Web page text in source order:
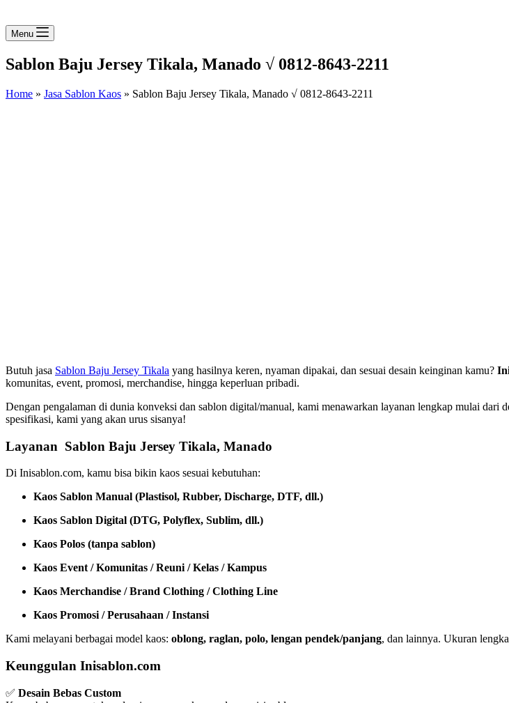
Menu
Sablon Baju Jersey Tikala, Manado √ 0812-8643-2211
Home » Jasa Sablon Kaos » Sablon Baju Jersey Tikala, Manado √ 0812-8643-2211
Butuh jasa Sablon Baju Jersey Tikala yang hasilnya keren, nyaman dipakai, dan sesuai desain keinginan kamu?
komunitas, event, promosi, merchandise, hingga keperluan pribadi.
Dengan pengalaman di dunia konveksi dan sablon digital/manual, kami menawarkan layanan lengkap mulai
spesifikasi, kami yang akan urus sisanya!
Layanan Sablon Baju Jersey Tikala, Manado
Di Inisablon.com, kamu bisa bikin kaos sesuai kebutuhan:
Kaos Sablon Manual (Plastisol, Rubber, Discharge, DTF, dll.)
Kaos Sablon Digital (DTG, Polyflex, Sublim, dll.)
Kaos Polos (tanpa sablon)
Kaos Event / Komunitas / Reuni / Kelas / Kampus
Kaos Merchandise / Brand Clothing / Clothing Line
Kaos Promosi / Perusahaan / Instansi
Kami melayani berbagai model kaos: oblong, raglan, polo, lengan pendek/panjang, dan lainnya. Ukuran
Keunggulan Inisablon.com
✅ Desain Bebas Custom